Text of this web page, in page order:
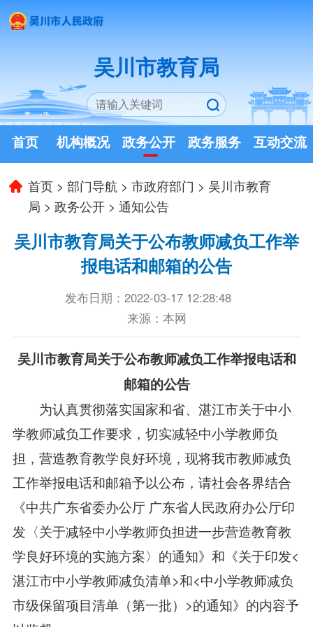
吴川市教育局
首页 机构概况 政务公开 政务服务 互动交流
首页 >部门导航 >市政府部门 > 吴川市教育
局 >政务公开 >通知公告
吴川市教育局关于公布教师减负工作举
报电话和邮箱的公告
发布日期：2022-03-17 12:28:48
来源：本网
吴川市教育局关于公布教师减负工作举报电话和
邮箱的公告
为认真贯彻落实国家和省、湛江市关于中小
学教师减负工作要求，切实减轻中小学教师负
担，营造教育教学良好环境，现将我市教师减负
工作举报电话和邮箱予以公布，请社会各界结合
《中共广东省委办公厅 广东省人民政府办公厅印
发〈关于减轻中小学教师负担进一步营造教育教
学良好环境的实施方案〉的通知》 和《关于印发<
湛江市中小学教师减负清单>和<中小学教师减负
市级保留项目清单（第一批）>的通知》的内容予